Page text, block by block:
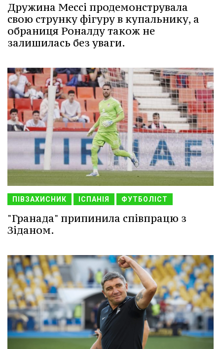
Дружина Мессі продемонструвала
свою струнку фігуру в купальнику, а
обраниця Роналду також не
залишилась без уваги.
ПІВЗАХИСНИК ІСПАНІЯ ФУТБОЛІСТ
"Гранада" припинила співпрацю з
Зіданом.